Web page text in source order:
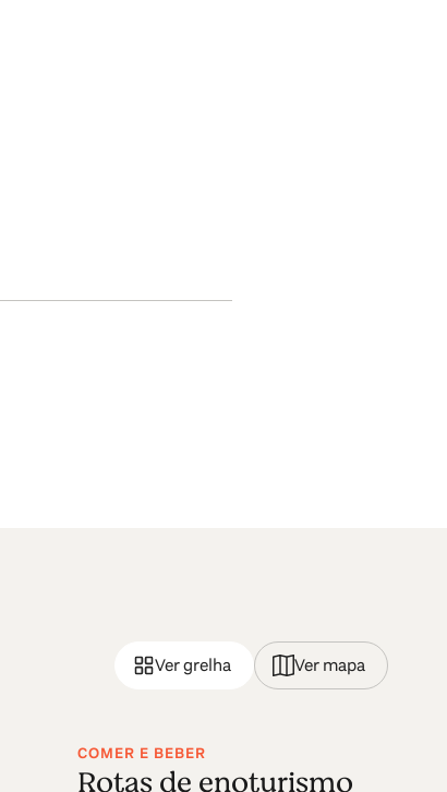
Ver grelha Ver mapa
COMER E BEBER
Rotas de enoturismo